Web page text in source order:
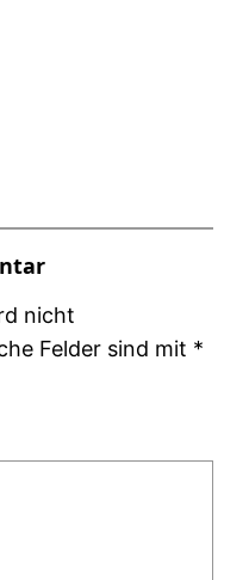
nicht
Felder sind mit *